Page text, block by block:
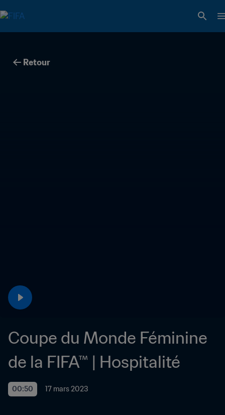
Retour
Coupe du Monde Féminine
de la FIFA™ | Hospitalité
00:50 17 mars 2023